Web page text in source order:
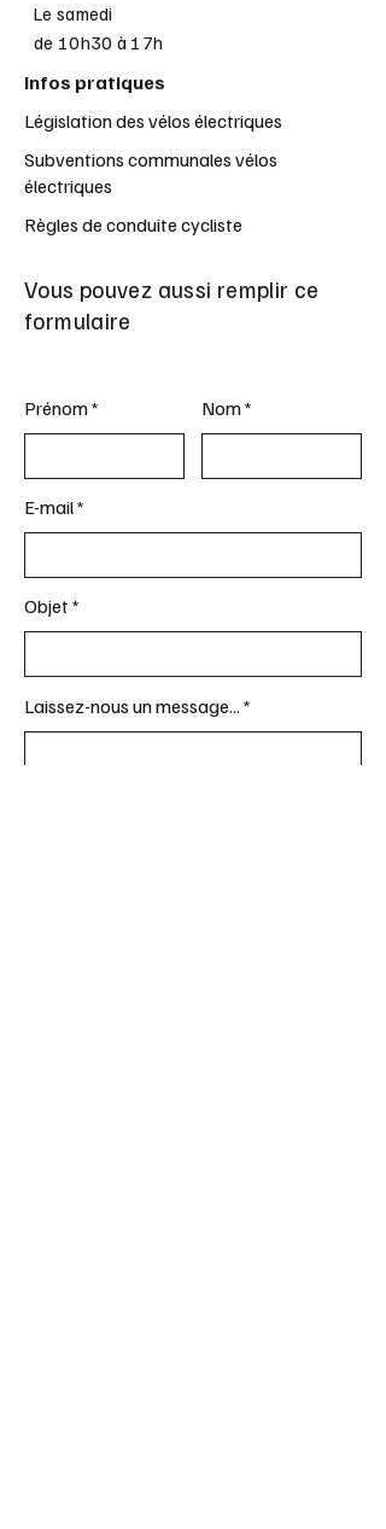
Le samedi
de 10h30 à 17h
Infos pratiques
Législation des vélos électriques
Subventions communales vélos
électriques
Règles de conduite cycliste
Vous pouvez aussi remplir ce
formulaire
Prénom Nom
E-mail
Objet
Laissez-nous un message...